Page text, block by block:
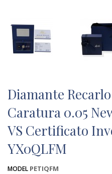
Diamante
Caratura 0.05
VS Certificato
YX0QLFM
MODEL PETIQFM